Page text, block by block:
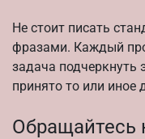
Не стоит писать
фразами. Каждый
задача подчеркнуть
принято то или иное
Обращайтесь